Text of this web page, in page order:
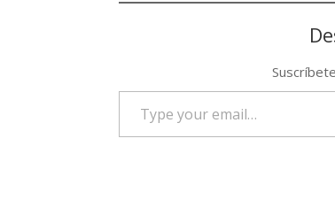
your
email…